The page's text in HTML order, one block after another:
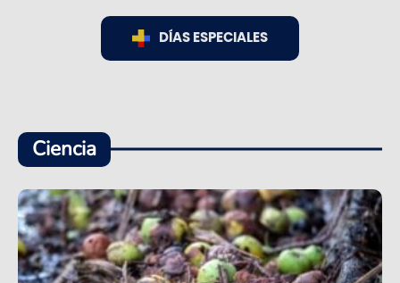
DÍAS ESPECIALES
Ciencia